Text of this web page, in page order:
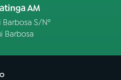
AM
Barbosa S/Nº
Barbosa